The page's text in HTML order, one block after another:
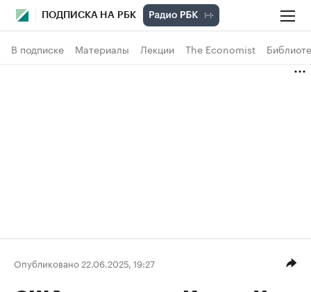
ПОДПИСКА НА РБК
В подписке Материалы Лекции The Economist
Опубликовано 22.06.2025, 19:27